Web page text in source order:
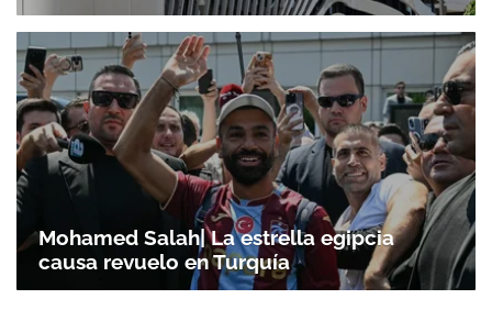
Mohamed Salah| La estrella egipcia
causa revuelo en Turquía